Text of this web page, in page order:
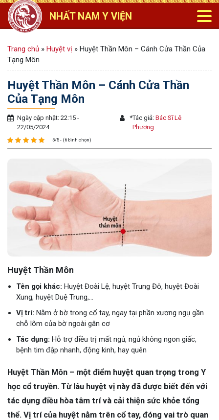
NHẤT NAM Y VIỆN
Trang chủ » Huyệt vị » Huyệt Thần Môn – Cánh Cửa Thần Của
Tạng Môn
Huyệt Thần Môn – Cánh Cửa Thần
Của Tạng Môn
Ngày cập nhật: 22:15 -
22/05/2024
*Tác giả:Bác Sĩ Lê
Phương
5/5 - (6 bình chọn)
Huyệt Thần Môn
Tên gọi khác: Huyệt Đoài Lệ, huyệt Trung Đô, huyệt Đoài
Xung, huyệt Duệ Trung,...
Vị trí: Nằm ở bờ trong cổ tay, ngay tại phần xương ngụ gần
chỗ lõm của bờ ngoài gân cơ
Tác dụng: Hỗ trợ điều trị mất ngủ, ngủ không ngon giấc,
bệnh tim đập nhanh, động kinh, hay quên
Huyệt Thần Môn – một điểm huyệt quan trọng trong Y
học cổ truyền. Từ lâu huyệt vị này đã được biết đến với
tác dụng điều hòa tâm trí và cải thiện sức khỏe tổng
thể. Vị trí của huyệt nằm trên cổ tay, đóng vai trò quan